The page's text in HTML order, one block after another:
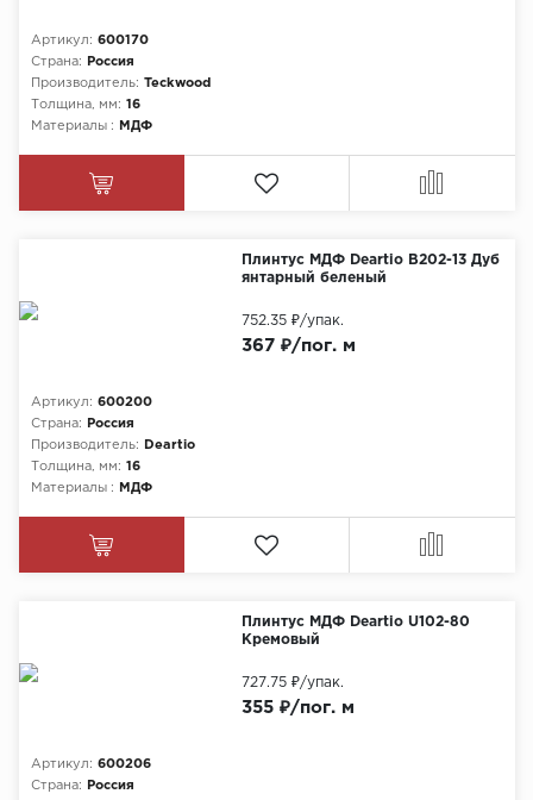
Артикул: 600170
Страна:
Россия
Производитель: Teckwood
Толщина, мм: 16
Материалы :
МДФ
Плинтус МДФ Deartio B202-13 Дуб
янтарный беленый
Артикул: 600200
Страна:
Россия
Производитель:
Deartio
Толщина, мм: 16
Материалы :
МДФ
367 ₽/пог. м
752.35 ₽/упак.
Плинтус МДФ Deartio U102-80
Кремовый
Артикул: 600206
Страна:
Россия
355 ₽/пог. м
727.75 ₽/упак.